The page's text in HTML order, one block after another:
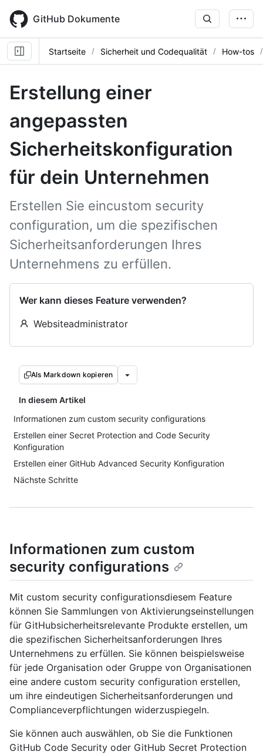
main
content
GitHub Dokumente
Startseite Sicherheit und Codequalität How-tos
Erstellung einer
angepassten
Sicherheitskonfiguration
für dein Unternehmen
Erstellen Sie eincustom security
configuration, um die spezifischen
Sicherheitsanforderungen Ihres
Unternehmens zu erfüllen.
Wer kann dieses Feature verwenden?
Websiteadministrator
Als Markdown kopieren
In diesem Artikel
Informationen zum custom security configurations
Erstellen einer Secret Protection and Code Security
Konfiguration
Erstellen einer GitHub Advanced Security Konfiguration
Nächste Schritte
Informationen zum custom
security configurations
Mit custom security configurationsdiesem Feature
können Sie Sammlungen von Aktivierungseinstellungen
für GitHubsicherheitsrelevante Produkte erstellen, um
die spezifischen Sicherheitsanforderungen Ihres
Unternehmens zu erfüllen. Sie können beispielsweise
für jede Organisation oder Gruppe von Organisationen
eine andere custom security configuration erstellen,
um ihre eindeutigen Sicherheitsanforderungen und
Complianceverpflichtungen widerzuspiegeln.
Sie können auch auswählen, ob Sie die Funktionen
GitHub Code Security oder GitHub Secret Protection